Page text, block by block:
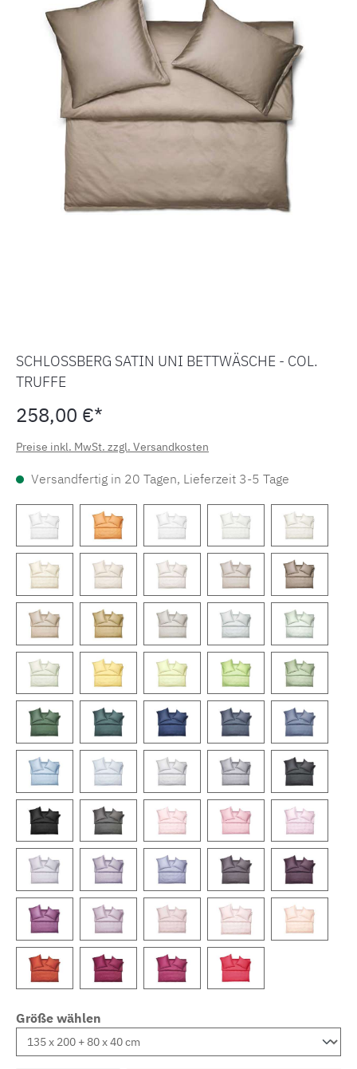
SCHLOSSBERG SATIN UNI BETTWÄSCHE - COL.
TRUFFE
258,00 €*
Preise inkl. MwSt. zzgl. Versandkosten
Versandfertig in 20 Tagen, Lieferzeit 3-5 Tage
Größe wählen